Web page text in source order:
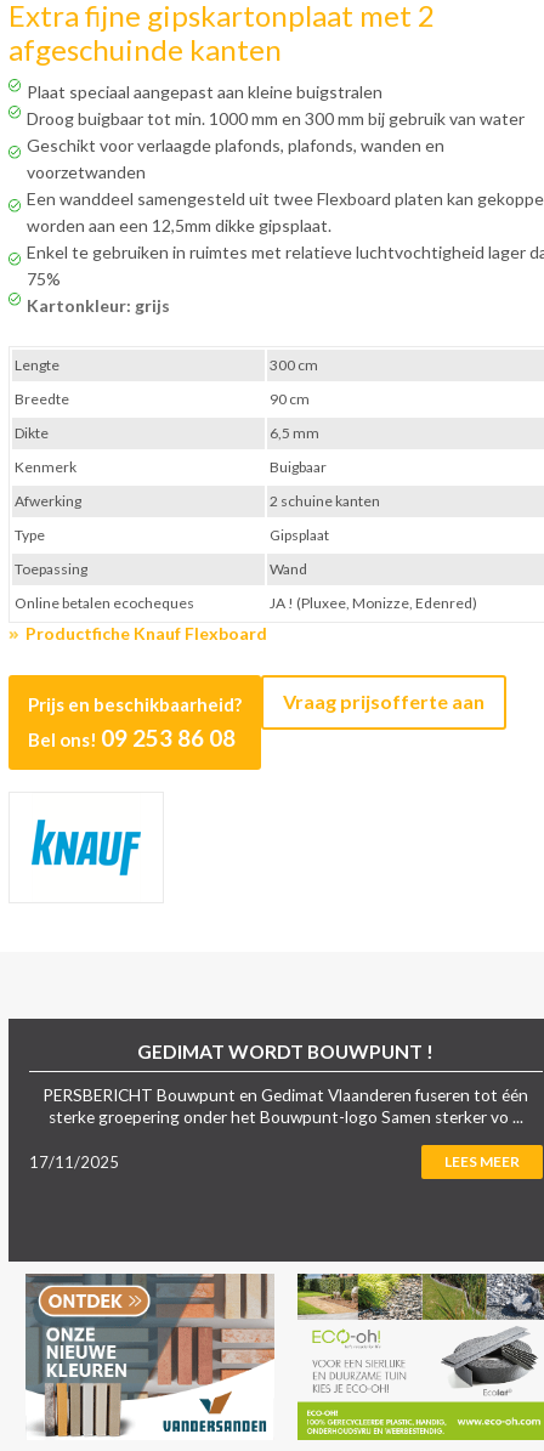
Extra fijne gipskartonplaat met 2
afgeschuinde kanten
Plaat speciaal aangepast aan kleine buigstralen
Droog buigbaar tot min. 1000 mm en 300 mm bij gebruik van water
Geschikt voor verlaagde plafonds, plafonds, wanden en
voorzetwanden
Een wanddeel samengesteld uit twee Flexboard platen kan
worden aan een 12,5mm dikke gipsplaat.
Enkel te gebruiken in ruimtes met relatieve luchtvochtigheid lager
75%
Kartonkleur: grijs
Productfiche Knauf Flexboard
Prijs en beschikbaarheid?
Bel ons! 09 253 86 08
Vraag prijsofferte aan
Lengte
300 cm
Breedte
90 cm
Dikte
6,5 mm
Kenmerk
Buigbaar
Afwerking
2 schuine kanten
Type
Gipsplaat
Toepassing
Wand
Online betalen ecocheques
JA ! (Pluxee, Monizze, Edenred)
GEDIMAT WORDT BOUWPUNT !
PERSBERICHT Bouwpunt en Gedimat Vlaanderen fuseren tot één
sterke groepering onder het Bouwpunt-logo Samen sterker vo ...
17/11/2025 LEES MEER